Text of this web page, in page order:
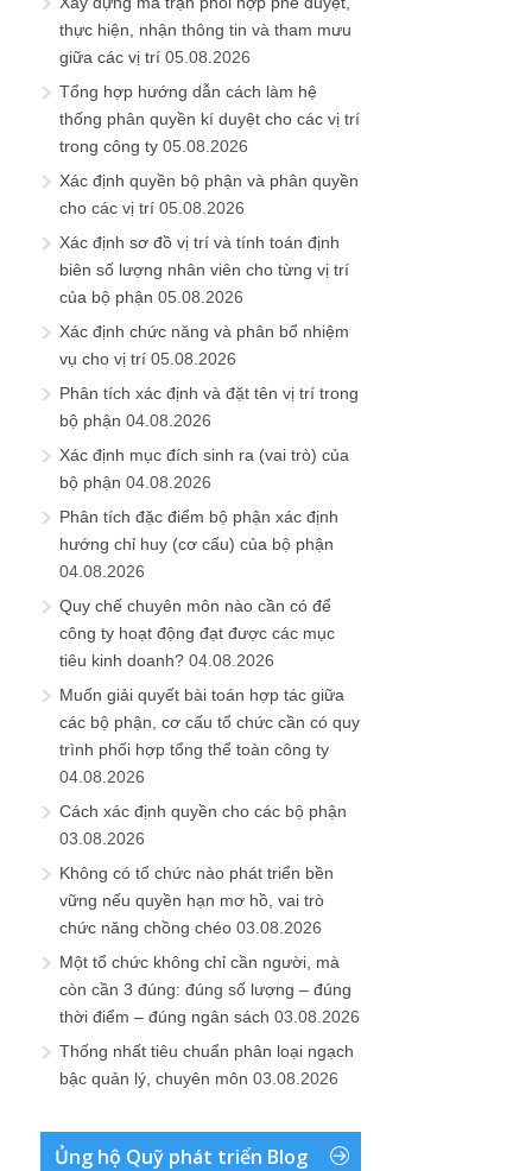
thực hiện, nhận thông tin và tham mưu
giữa các vị trí 05.08.2026
Tổng hợp hướng dẫn cách làm hệ
thống phân quyền kí duyệt cho các vị trí
trong công ty 05.08.2026
Xác định quyền bộ phận và phân quyền
cho các vị trí 05.08.2026
Xác định sơ đồ vị trí và tính toán định
biên số lượng nhân viên cho từng vị trí
của bộ phận 05.08.2026
Xác định chức năng và phân bổ nhiệm
vụ cho vị trí 05.08.2026
Phân tích xác định và đặt tên vị trí trong
bộ phận 04.08.2026
Xác định mục đích sinh ra (vai trò) của
bộ phận 04.08.2026
Phân tích đặc điểm bộ phận xác định
hướng chỉ huy (cơ cấu) của bộ phận
04.08.2026
Quy chế chuyên môn nào cần có để
công ty hoạt động đạt được các mục
tiêu kinh doanh? 04.08.2026
Muốn giải quyết bài toán hợp tác giữa
các bộ phận, cơ cấu tổ chức cần có quy
trình phối hợp tổng thể toàn công ty
04.08.2026
Cách xác định quyền cho các bộ phận
03.08.2026
Không có tổ chức nào phát triển bền
vững nếu quyền hạn mơ hồ, vai trò
chức năng chồng chéo 03.08.2026
Một tổ chức không chỉ cần người, mà
còn cần 3 đúng: đúng số lượng – đúng
thời điểm – đúng ngân sách 03.08.2026
Thống nhất tiêu chuẩn phân loại ngạch
bậc quản lý, chuyên môn 03.08.2026
Ủng hộ Quỹ phát triển Blog